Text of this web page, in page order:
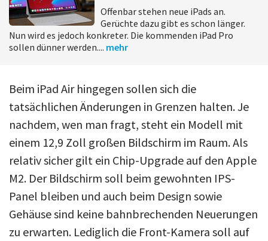
Offenbar stehen neue iPads an.
Gerüchte dazu gibt es schon länger.
Nun wird es jedoch konkreter. Die kommenden iPad Pro
sollen dünner werden.... mehr
Beim iPad Air hingegen sollen sich die
tatsächlichen Änderungen in Grenzen halten. Je
nachdem, wen man fragt, steht ein Modell mit
einem 12,9 Zoll großen Bildschirm im Raum. Als
relativ sicher gilt ein Chip-Upgrade auf den Apple
M2. Der Bildschirm soll beim gewohnten IPS-
Panel bleiben und auch beim Design sowie
Gehäuse sind keine bahnbrechenden Neuerungen
zu erwarten. Lediglich die Front-Kamera soll auf